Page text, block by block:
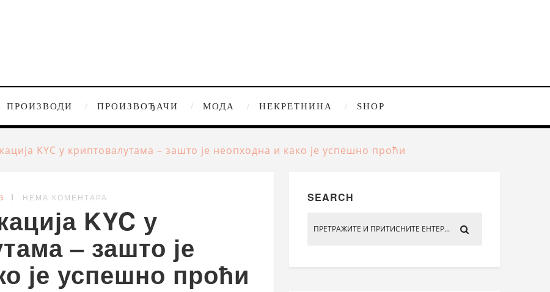
ПРОИЗВОДИ ПРОИЗВОЂАЧИ МОДА НЕКРЕТНИНА SHOP
KYC у криптовалутама – зашто је неопходна и како је успешно проћи
НЕМА КОМЕНТАРА
KYC у
– зашто је
је успешно проћи
SEARCH